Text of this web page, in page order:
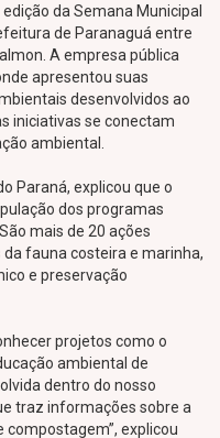
da Semana Municipal
de Paranaguá entre
A empresa pública
apresentou suas
desenvolvidos ao
iniciativas se conectam
ambiental.
Paraná, explicou que o
dos programas
mais de 20 ações
fauna costeira e marinha,
e preservação
projetos como o
ambiental de
dentro do nosso
traz informações sobre a
compostagem”, explicou